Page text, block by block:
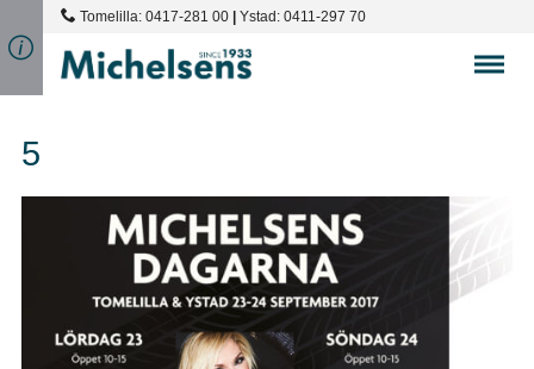
Tomelilla: 0417-281 00 |Ystad: 0411-297 70
5